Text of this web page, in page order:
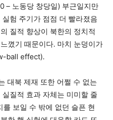
– 노동당 창당일) 부근일지만
험 주기가 점점 더 빨라졌음
질적 향상이 북한의 정치적
꼈기 때문이다. 마치 눈덩이가
ball effect).
대북 제재 또한 어쩔 수 없는
질적 효과 자체는 미미할 줄
보일 수 밖에 없던 슬픈 현